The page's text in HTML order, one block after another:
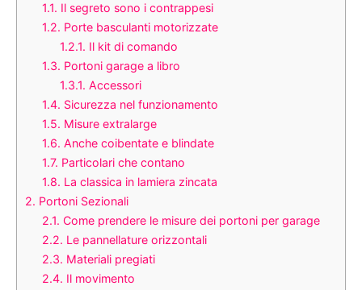
1.1. Il segreto sono i contrappesi
1.2. Porte basculanti motorizzate
1.2.1. Il kit di comando
1.3. Portoni garage a libro
1.3.1. Accessori
1.4. Sicurezza nel funzionamento
1.5. Misure extralarge
1.6. Anche coibentate e blindate
1.7. Particolari che contano
1.8. La classica in lamiera zincata
2. Portoni Sezionali
2.1. Come prendere le misure dei portoni per garage
2.2. Le pannellature orizzontali
2.3. Materiali pregiati
2.4. Il movimento